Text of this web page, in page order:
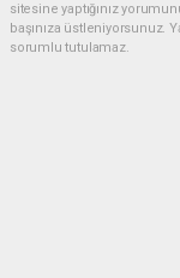
sitesine yaptığınız
başınıza üstleniyorsunuz.
sorumlu tutulamaz.